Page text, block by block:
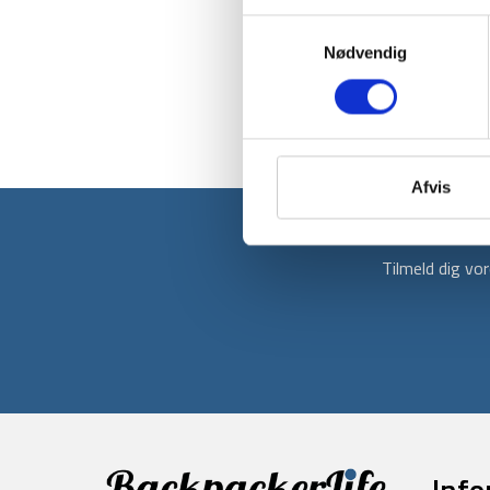
Nødvendig
Afvis
Tilmeld dig